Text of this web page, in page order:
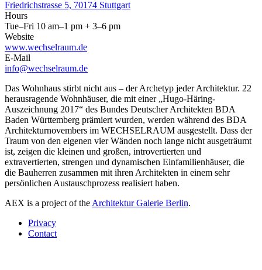
Friedrichstrasse 5, 70174 Stuttgart
Hours
Tue–Fri 10 am–1 pm + 3–6 pm
Website
www.wechselraum.de
E-Mail
info@wechselraum.de
Das Wohnhaus stirbt nicht aus – der Archetyp jeder Architektur. 22
herausragende Wohnhäuser, die mit einer „Hugo-Häring-
Auszeichnung 2017“ des Bundes Deutscher Architekten BDA
Baden Württemberg prämiert wurden, werden während des BDA
Architekturnovembers im WECHSELRAUM ausgestellt. Dass der
Traum von den eigenen vier Wänden noch lange nicht ausgeträumt
ist, zeigen die kleinen und großen, introvertierten und
extravertierten, strengen und dynamischen Einfamilienhäuser, die
die Bauherren zusammen mit ihren Architekten in einem sehr
persönlichen Austauschprozess realisiert haben.
AEX is a project of the Architektur Galerie Berlin.
Privacy
Contact